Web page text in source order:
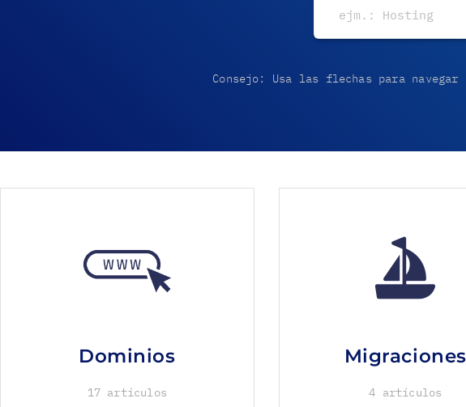
Consejo: Usa las flechas para
Dominios
17 artículos
Migraciones
4 artículos